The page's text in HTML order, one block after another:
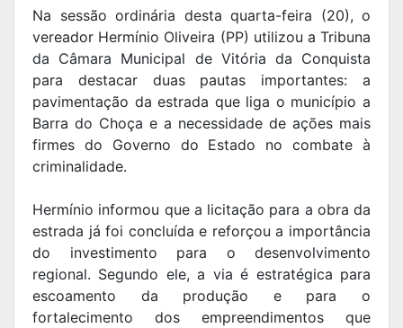
Na sessão ordinária desta quarta-feira (20), o
vereador Hermínio Oliveira (PP) utilizou a Tribuna
da Câmara Municipal de Vitória da Conquista
para destacar duas pautas importantes: a
pavimentação da estrada que liga o município a
Barra do Choça e a necessidade de ações mais
firmes do Governo do Estado no combate à
criminalidade.
Hermínio informou que a licitação para a obra da
estrada já foi concluída e reforçou a importância
do investimento para o desenvolvimento
regional. Segundo ele, a via é estratégica para
escoamento da produção e para o
fortalecimento dos empreendimentos que